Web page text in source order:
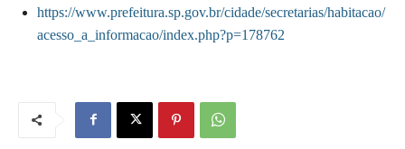
https://www.prefeitura.sp.gov.br/cidade/secretarias/habitacao/
acesso_a_informacao/index.php?p=178762